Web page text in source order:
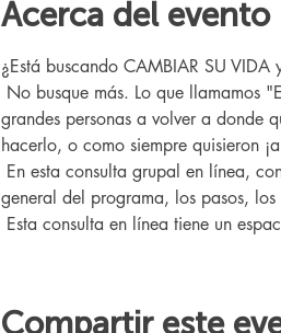
Acerca del evento
¿Está buscando CAMBIAR SU
grandes personas a volver a donde
hacerlo, o como siempre quisieron
general del programa, los pasos,
Esta consulta en línea tiene un
Compartir este